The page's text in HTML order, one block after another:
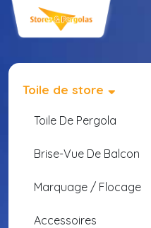
Toile de store
Toile De Pergola
Brise-Vue De Balcon
Marquage / Flocage
Accessoires